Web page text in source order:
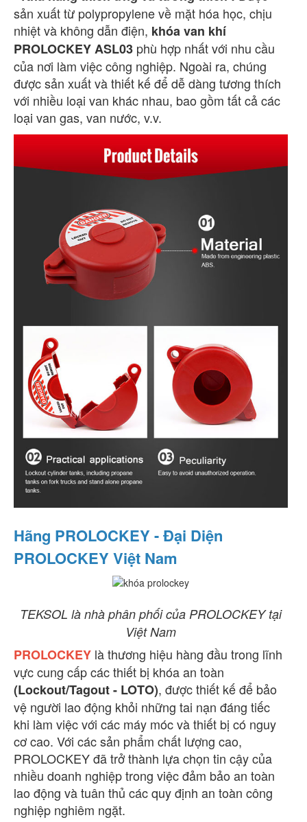
sản xuất từ ​​polypropylene về mặt hóa học, chịu
nhiệt và không dẫn điện, khóa van khí
PROLOCKEY ASL03 phù hợp nhất với nhu cầu
của nơi làm việc công nghiệp. Ngoài ra, chúng
được sản xuất và thiết kế để dễ dàng tương thích
với nhiều loại van khác nhau, bao gồm tất cả các
loại van gas, van nước, v.v.
Hãng PROLOCKEY - Đại Diện
PROLOCKEY Việt Nam
TEKSOL là nhà phân phối của PROLOCKEY tại
Việt Nam
PROLOCKEY là thương hiệu hàng đầu trong lĩnh
vực cung cấp các thiết bị khóa an toàn
(Lockout/Tagout - LOTO), được thiết kế để bảo
vệ người lao động khỏi những tai nạn đáng tiếc
khi làm việc với các máy móc và thiết bị có nguy
cơ cao. Với các sản phẩm chất lượng cao,
PROLOCKEY đã trở thành lựa chọn tin cậy của
nhiều doanh nghiệp trong việc đảm bảo an toàn
lao động và tuân thủ các quy định an toàn công
nghiệp nghiêm ngặt.